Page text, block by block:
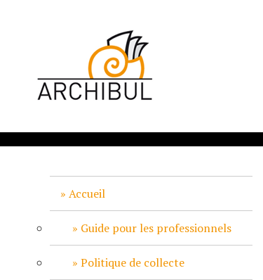
c
Accueil
Guide pour les professionnels
Politique de collecte